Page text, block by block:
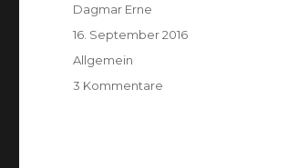
Autor
Dagmar Erne
Veröffentlicht
am
16. September 2016
Kategorien
Allgemein
3 Kommentare